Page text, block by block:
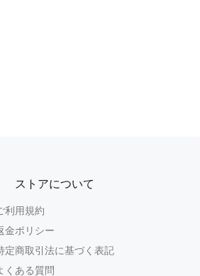
ストアについて
利用規約
金ポリシー
定商取引法に基づく表記
くある質問